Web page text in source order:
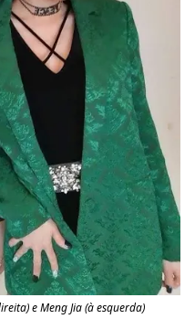
e Meng Jia (à esquerda)